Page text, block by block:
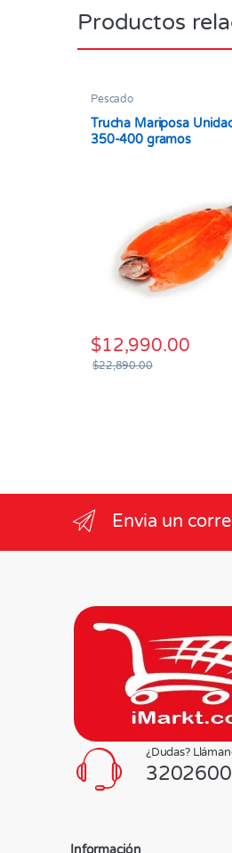
Productos
Pescado
Trucha Mariposa
350-400 gramos
$12,990.00
$22,890.00
Envia un
¿Dudas?
Información